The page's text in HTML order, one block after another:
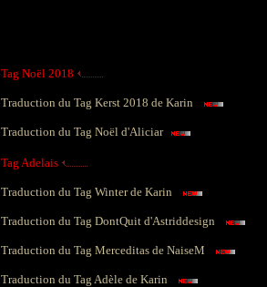
Tag Noël 2018
Traduction du Tag Kerst 2018 de Karin
Traduction du Tag Noël d'Aliciar
Tag Adelais
Traduction du Tag Winter de Karin
Traduction du Tag DontQuit d'Astriddesign
Traduction du Tag Merceditas de NaiseM
Traduction du Tag Adèle de Karin